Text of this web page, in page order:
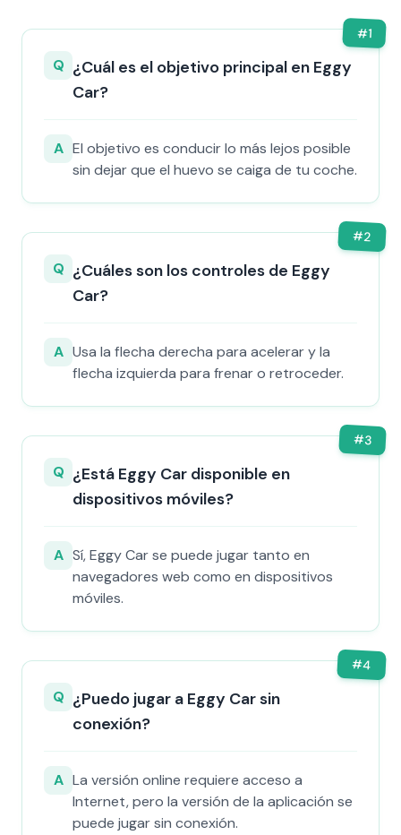
#1
Q ¿Cuál es el objetivo principal en Eggy
Car?
A El objetivo es conducir lo más lejos posible
sin dejar que el huevo se caiga de tu coche.
#2
Q ¿Cuáles son los controles de Eggy
Car?
A Usa la flecha derecha para acelerar y la
flecha izquierda para frenar o retroceder.
#3
Q ¿Está Eggy Car disponible en
dispositivos móviles?
A Sí, Eggy Car se puede jugar tanto en
navegadores web como en dispositivos
móviles.
#4
Q ¿Puedo jugar a Eggy Car sin
conexión?
A La versión online requiere acceso a
Internet, pero la versión de la aplicación se
puede jugar sin conexión.